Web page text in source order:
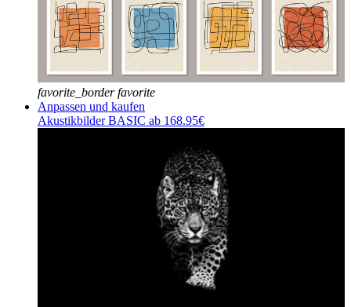
favorite_border favorite
Anpassen und kaufen
Akustikbilder BASIC ab 168.95€